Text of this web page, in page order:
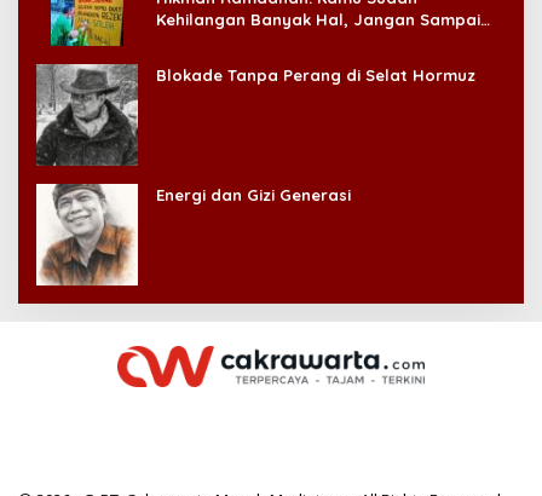
Kehilangan Banyak Hal, Jangan Sampai
Blokade Tanpa Perang di Selat Hormuz
Energi dan Gizi Generasi